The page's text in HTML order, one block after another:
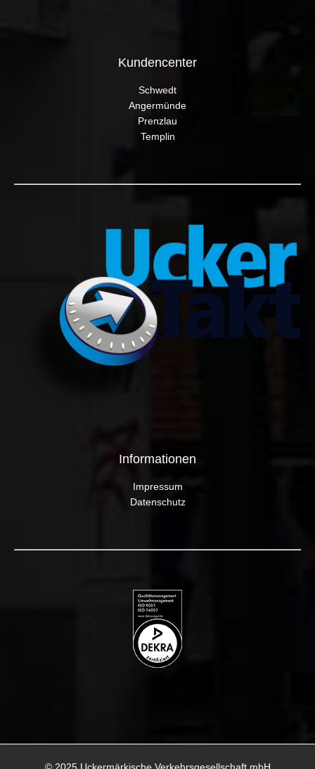
Kundencenter
Schwedt
Angermünde
Prenzlau
Templin
Informationen
Impressum
Datenschutz